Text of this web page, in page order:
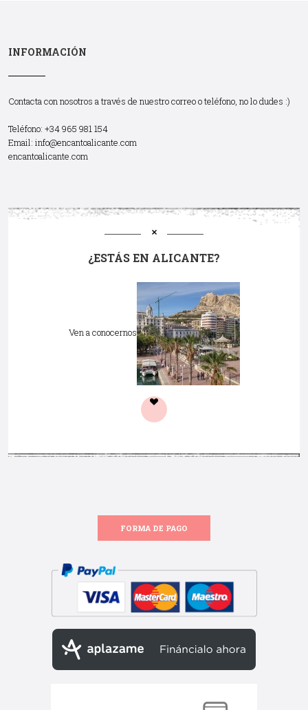
INFORMACIÓN
Contacta con nosotros a través de nuestro correo o teléfono, no lo dudes :)
Teléfono: +34 965 981 154
Email: info@encantoalicante.com
encantoalicante.com
¿ESTÁS EN ALICANTE?
Ven a conocernos
FORMA DE PAGO